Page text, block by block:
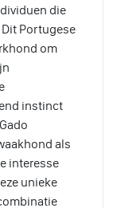
die
Portugese
om
instinct
als
interesse
unieke